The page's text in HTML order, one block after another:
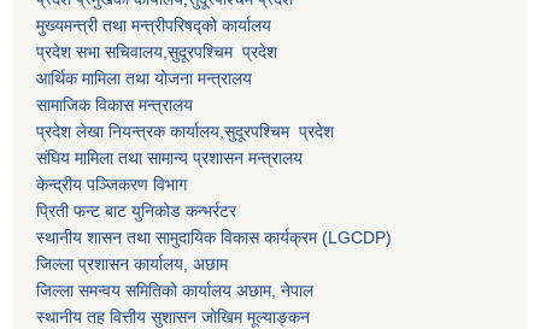
मुख्यमन्त्री तथा मन्त्रीपरिषद्को कार्यालय
प्रदेश सभा सचिवालय,सुदूरपश्चिम प्रदेश
आर्थिक मामिला तथा योजना मन्त्रालय
सामाजिक विकास मन्त्रालय
प्रदेश लेखा नियन्त्रक कार्यालय,सुदूरपश्चिम प्रदेश
संघिय मामिला तथा सामान्य प्रशासन मन्त्रालय
केन्द्रीय पञ्जिकरण विभाग
प्रिती फन्ट बाट युनिकोड कन्भर्रटर
स्थानीय शासन तथा सामुदायिक विकास कार्यक्रम (LGCDP)
जिल्ला प्रशासन कार्यालय, अछाम
जिल्ला समन्वय समितिको कार्यालय अछाम, नेपाल
स्थानीय तह वित्तीय सुशासन जोखिम मूल्याङ्कन